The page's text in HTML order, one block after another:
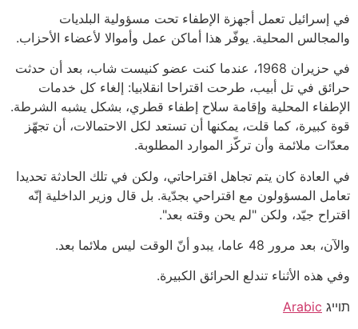
في إسرائيل تعمل أجهزة الإطفاء تحت مسؤولية البلديات
والمجالس المحلية. يوفّر هذا أماكن عمل وأموالا لأعضاء الأحزاب.
في حزيران 1968، عندما كنت عضو كنيست شاب، بعد أن حدثت
حرائق في تل أبيب، طرحت اقتراحا انقلابيا: إلغاء كل خدمات
الإطفاء المحلية وإقامة سلاح إطفاء قطري، بشكل يشبه الشرطة.
قوة كبيرة، كما قلت، يمكنها أن تستعد لكل الاحتمالات، أن تجهّز
معدّات ملائمة وأن تركّز الموارد المطلوبة.
في العادة كان يتم تجاهل اقتراحاتي، ولكن في تلك الحادثة تحديدا
تعامل المسؤولون مع اقتراحي بجدّية. بل قال وزير الداخلية إنّه
اقتراح جيّد، ولكن "لم يحن وقته بعد".
والآن، بعد مرور 48 عاما، يبدو أنّ الوقت ليس ملائما بعد.
وفي هذه الأثناء تندلع الحرائق الكبيرة.
תוייג Arabic